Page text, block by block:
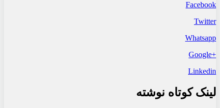
Facebook
Twitter
Whatsapp
+Google
Linkedin
لینک کوتاه نوشته